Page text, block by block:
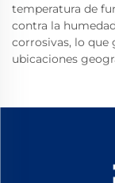
temperatura de
contra la
corrosivas, lo que
ubicaciones